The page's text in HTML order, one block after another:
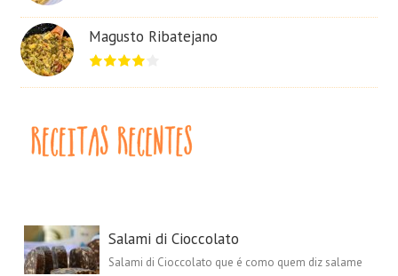
Magusto Ribatejano
Salami di Cioccolato
Salami di Cioccolato que é como quem diz salame